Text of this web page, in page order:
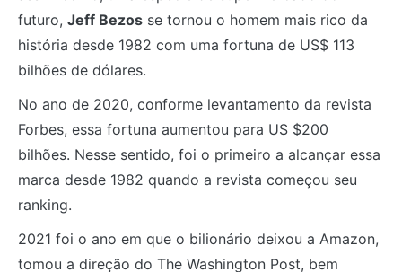
futuro, Jeff Bezos se tornou o homem mais rico da
história desde 1982 com uma fortuna de US$ 113
bilhões de dólares.
No ano de 2020, conforme levantamento da revista
Forbes, essa fortuna aumentou para US $200
bilhões. Nesse sentido, foi o primeiro a alcançar essa
marca desde 1982 quando a revista começou seu
ranking.
2021 foi o ano em que o bilionário deixou a Amazon,
tomou a direção do The Washington Post, bem